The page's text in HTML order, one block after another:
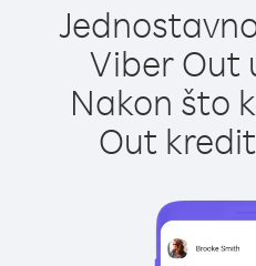
Viber Out
Nakon što
Out